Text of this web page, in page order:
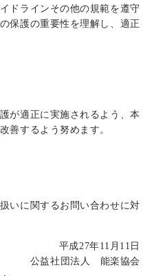
ドラインその他の規範を遵守
保護の重要性を理解し、適正
が適正に実施されるよう、本
善するよう努めます。
いに関するお問い合わせに対
平成27年11月11日
公益社団法人 能楽協会